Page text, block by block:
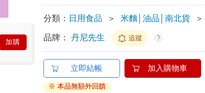
加購
分類： 日用食品 ＞ 米麵│油品│南北貨 ＞
品牌： 丹尼先生 追蹤 ?
立即結帳 加入購物車
※ 本品無額外回饋